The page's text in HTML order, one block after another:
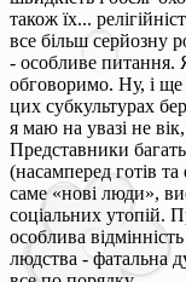
також їх...
все більш серйозну
- особливе питання.
обговоримо. Ну, і
цих субкультурах
я маю на увазі не
Представники
(насамперед готів
саме «нові люди»,
соціальних утопій.
особлива
людства - фатальна